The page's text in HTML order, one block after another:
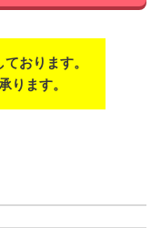
おります。
ります。